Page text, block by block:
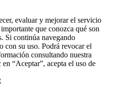
evaluar y mejorar el servicio
que conozca qué son
Si continúa navegando
con su uso. Podrá revocar el
consultando nuestra
“Aceptar”, acepta el uso de